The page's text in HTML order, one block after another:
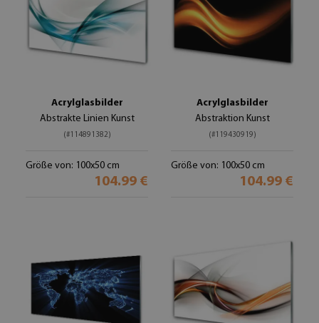
Acrylglasbilder
Abstrakte Linien Kunst
(#114891382)
Größe von: 100x50 cm
104.99 €
Acrylglasbilder
Abstraktion Kunst
(#119430919)
Größe von: 100x50 cm
104.99 €